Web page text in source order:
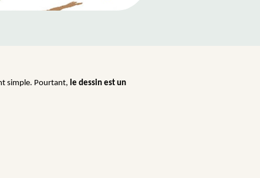
simple. Pourtant, le dessin est un